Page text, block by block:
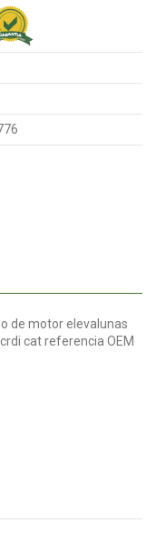
de motor elevalunas
cat referencia OEM